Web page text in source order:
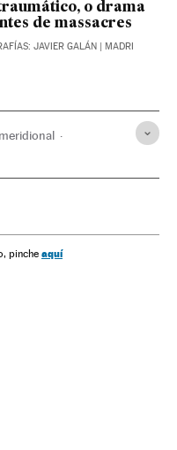
o drama
de massacres
JAVIER GALÁN | MADRI
pinche aquí